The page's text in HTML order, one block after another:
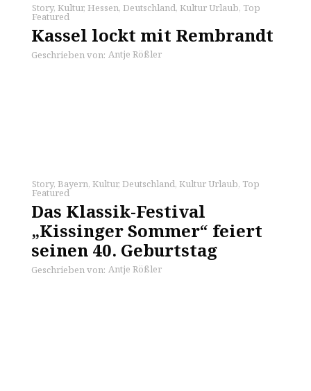
Story, Kultur, Hessen, Deutschland, Kultur Urlaub, Top
Featured
Kassel lockt mit Rembrandt
Geschrieben von: Antje Rößler
Story, Bayern, Kultur, Deutschland, Kultur Urlaub, Top
Featured
Das Klassik-Festival
„Kissinger Sommer“ feiert
seinen 40. Geburtstag
Geschrieben von: Antje Rößler